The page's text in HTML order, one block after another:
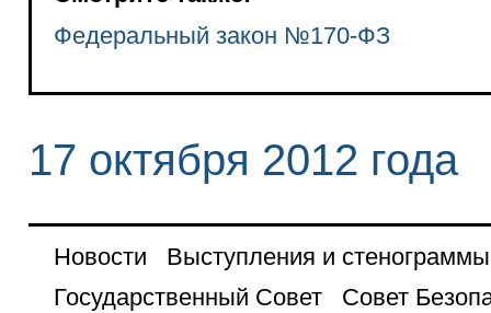
Федеральный закон №170-ФЗ
17 октября 2012 года
Новости
Выступления и стенограммы
Государственный Совет
Совет